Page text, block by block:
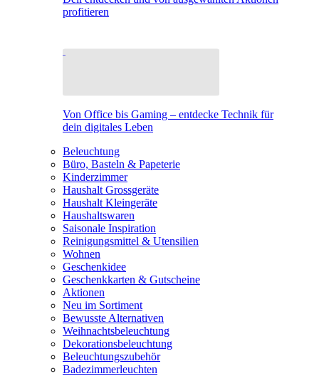
profitieren
Von Office bis Gaming – entdecke Technik für
dein digitales Leben
Beleuchtung
Büro, Basteln & Papeterie
Kinderzimmer
Haushalt Grossgeräte
Haushalt Kleingeräte
Haushaltswaren
Saisonale Inspiration
Reinigungsmittel & Utensilien
Wohnen
Geschenkidee
Geschenkkarten & Gutscheine
Aktionen
Neu im Sortiment
Bewusste Alternativen
Weihnachtsbeleuchtung
Dekorationsbeleuchtung
Beleuchtungszubehör
Badezimmerleuchten